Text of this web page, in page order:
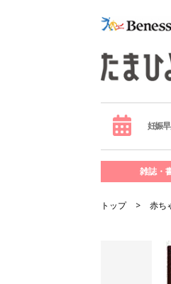
妊娠
雑誌・
トップ 赤ち